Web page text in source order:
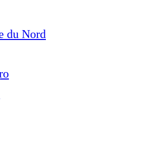
du Nord